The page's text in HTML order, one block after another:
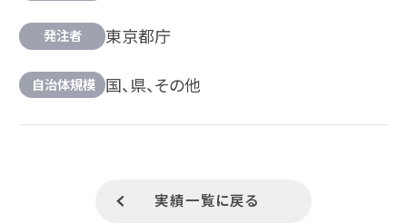
発注者 東京都庁
自治体規模 国、県、その他
実績一覧に戻る